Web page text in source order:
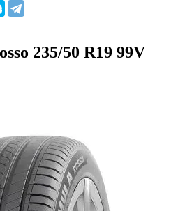
235/50 R19 99V